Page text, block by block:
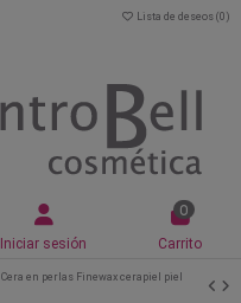
Lista de deseos (0 )
Iniciar sesión
0
Carrito
Cera en perlas Finewax cerapiel piel